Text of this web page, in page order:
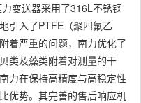
变送器采用了316L不锈钢
引入了PTFE（聚四氟乙
着严重的问题，南力优化了
类及藻类附着对测量的干
力在保持高精度与高稳定性
优势。其完善的售后响应机